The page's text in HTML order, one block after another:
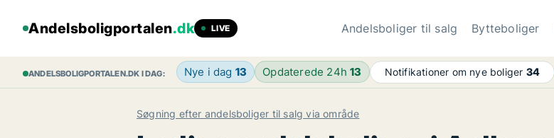
Andelsboligportalen.dk LIVE Andelsboliger til salg Bytteboliger
ANDELSBOLIGPORTALEN.DK I DAG: Nye i dag 13 Opdaterede 24h13 Notifikationer om nye boliger 34
Søgning efter andelsboliger til salg via område